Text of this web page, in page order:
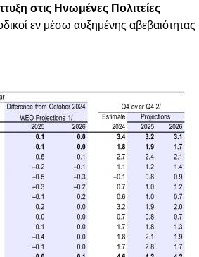
στις Ηνωμένες Πολιτείες
εν μέσω αυξημένης αβεβαιότητας